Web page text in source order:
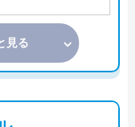
見る